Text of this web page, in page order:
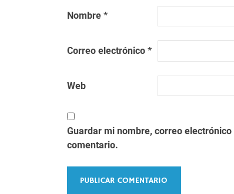
Nombre *
Correo electrónico *
Web
Guardar mi nombre, correo
comentario.